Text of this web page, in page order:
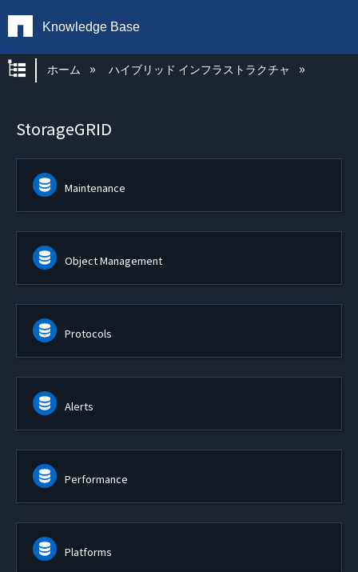
Knowledge Base
グローバル階層を展開/折りたたむ
ホーム ハイブリッド インフラストラクチャ
StorageGRID
Maintenance
Object Management
Protocols
Alerts
Performance
Platforms